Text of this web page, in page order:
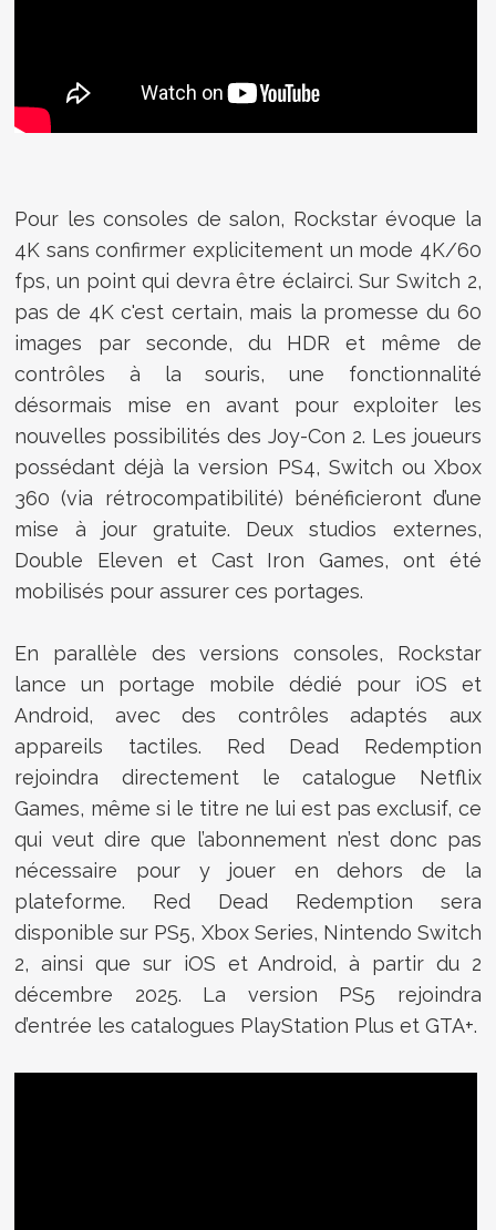
Pour les consoles de salon, Rockstar évoque la
4K sans confirmer explicitement un mode 4K/60
fps, un point qui devra être éclairci. Sur Switch 2,
pas de 4K c'est certain, mais la promesse du 60
images par seconde, du HDR et même de
contrôles à la souris, une fonctionnalité
désormais mise en avant pour exploiter les
nouvelles possibilités des Joy-Con 2. Les joueurs
possédant déjà la version PS4, Switch ou Xbox
360 (via rétrocompatibilité) bénéficieront d’une
mise à jour gratuite. Deux studios externes,
Double Eleven et Cast Iron Games, ont été
mobilisés pour assurer ces portages.
En parallèle des versions consoles, Rockstar
lance un portage mobile dédié pour iOS et
Android, avec des contrôles adaptés aux
appareils tactiles. Red Dead Redemption
rejoindra directement le catalogue Netflix
Games, même si le titre ne lui est pas exclusif, ce
qui veut dire que l’abonnement n’est donc pas
nécessaire pour y jouer en dehors de la
plateforme. Red Dead Redemption sera
disponible sur PS5, Xbox Series, Nintendo Switch
2, ainsi que sur iOS et Android, à partir du 2
décembre 2025. La version PS5 rejoindra
d’entrée les catalogues PlayStation Plus et GTA+.